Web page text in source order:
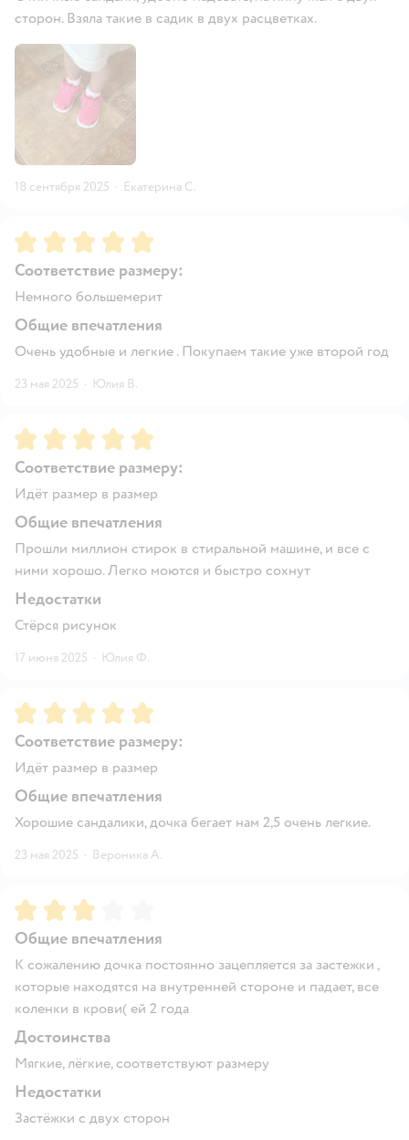
сторон. Взяла такие в садик в двух расцветках.
18 сентября 2025 · Екатерина С.
Рейтинг:5
Соответствие размеру:
Немного большемерит
Общие впечатления
Очень удобные и легкие . Покупаем такие уже второй год
23 мая 2025 · Юлия В.
Рейтинг:5
Соответствие размеру:
Идёт размер в размер
Общие впечатления
Прошли миллион стирок в стиральной машине, и все с
ними хорошо. Легко моются и быстро сохнут
Недостатки
Стёрся рисунок
17 июня 2025 · Юлия Ф.
Рейтинг:5
Соответствие размеру:
Идёт размер в размер
Общие впечатления
Хорошие сандалики, дочка бегает нам 2,5 очень легкие.
23 мая 2025 · Вероника А.
Рейтинг:3
Общие впечатления
К сожалению дочка постоянно зацепляется за застежки ,
которые находятся на внутренней стороне и падает, все
коленки в крови( ей 2 года
Достоинства
Мягкие, лёгкие, соответствуют размеру
Недостатки
Застёжки с двух сторон